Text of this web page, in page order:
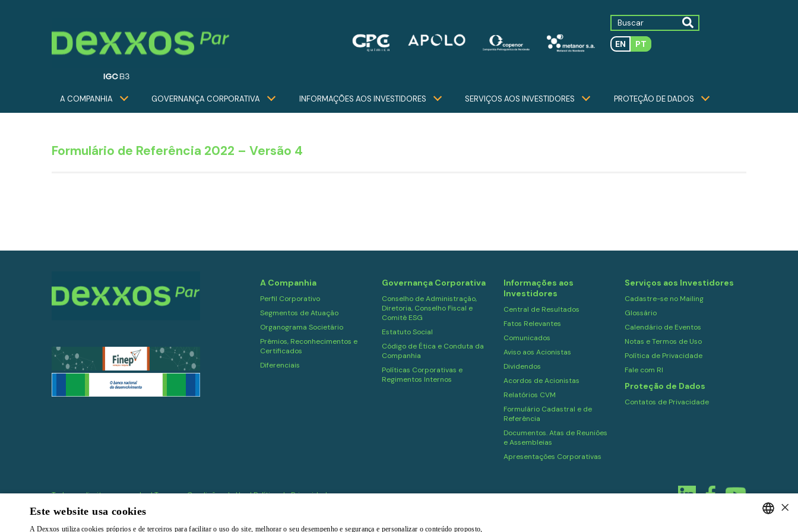
EN PT
A COMPANHIA GOVERNANÇA CORPORATIVA INFORMAÇÕES AOS INVESTIDORES SERVIÇOS AOS INVESTIDORES PROTEÇÃO DE DADOS
Formulário de Referência 2022 – Versão 4
A Companhia
Perfil Corporativo
Segmentos de Atuação
Organograma Societário
Prêmios, Reconhecimentos e
Certificados
Diferenciais
Governança Corporativa
Conselho de Administração,
Diretoria, Conselho Fiscal e
Comitê ESG
Estatuto Social
Código de Ética e Conduta da
Companhia
Políticas Corporativas e
Regimentos Internos
Informações aos
Investidores
Central de Resultados
Fatos Relevantes
Comunicados
Aviso aos Acionistas
Dividendos
Acordos de Acionistas
Relatórios CVM
Formulário Cadastral e de
Referência
Documentos. Atas de Reuniões
e Assembleias
Apresentações Corporativas
Serviços aos Investidores
Cadastre-se no Mailing
Glossário
Calendário de Eventos
Notas e Termos de Uso
Política de Privacidade
Fale com RI
Proteção de Dados
Contatos de Privacidade
Todos os direitos reservados |Termos e Condições de Uso|Política de Privacidade
Powered by
×
Este website usa cookies
A Dexxos utiliza cookies próprios e de terceiros para facilitar o uso do site, melhorar o seu desempenho e segurança e personalizar o conteúdo proposto,